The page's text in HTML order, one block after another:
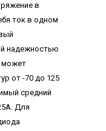
в
ток в одном
надежностью
может
от -70 до 125
средний
Для